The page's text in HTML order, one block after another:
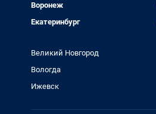
Воронеж
Екатеринбург
Великий Новгород
Вологда
Ижевск